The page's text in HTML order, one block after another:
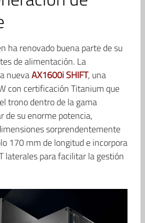
ha renovado buena parte de su
de alimentación. La
nuevaAX1600i SHIFT, una
con certificación Titanium que
trono dentro de la gama
de su enorme potencia,
sorprendentemente
170 mm de longitud e incorpora
laterales para facilitar la gestión